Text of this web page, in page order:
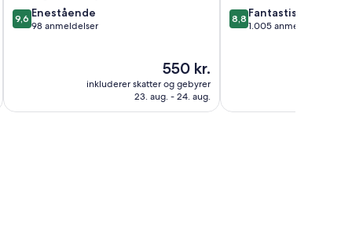
9.6
ud
9,6 Enestående
98 anmeldelser
Prisen
er
550 kr.
550 kr.
inkluderer skatter og gebyrer
23. aug. - 24. aug.
8.8
ud
8,8 Fantastisk
1.005 anmeldelser